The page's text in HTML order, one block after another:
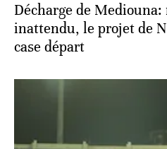
Décharge de
inattendu, le projet de
case départ